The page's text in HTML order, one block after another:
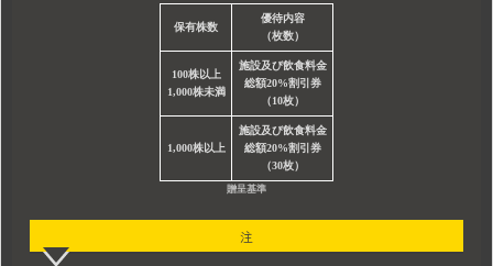
保有株数
優待内容
（枚数）
100株以上
1,000株未満
施設及び飲食料金
総額20%割引券
（10枚）
1,000株以上
施設及び飲食料金
総額20%割引券
（30枚）
贈呈基準
注